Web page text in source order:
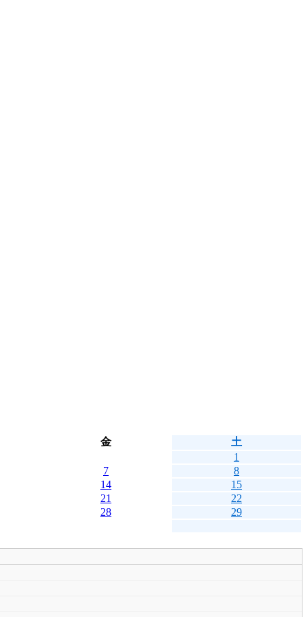
金
土
1
7
8
14
15
21
22
28
29